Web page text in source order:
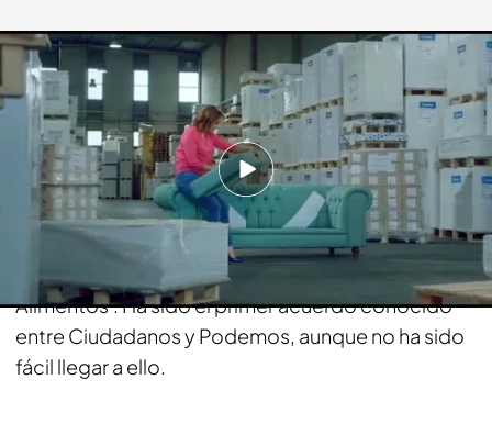
cuatro.com
11 MAY 2015 - 00:04h.
Compartir
El dinero de la subasta del chéster de Pablo
Iglesias y Albert Rivera irá destinado a 'Banco de
Alimentos'. Ha sido el primer acuerdo conocido
entre Ciudadanos y Podemos, aunque no ha sido
fácil llegar a ello.